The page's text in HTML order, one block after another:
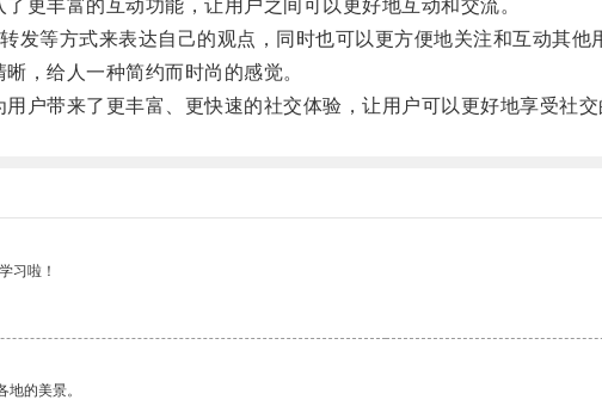
丰富的互动功能，让用户之间可以更好地互动和交流。
等方式来表达自己的观点，同时也可以更方便地关注和互动其他
给人一种简约而时尚的感觉。
带来了更丰富、更快速的社交体验，让用户可以更好地享受社交
习啦！
的美景。